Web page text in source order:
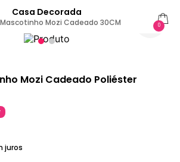
Casa Decorada
Mozi Cadeado 30CM 0
Mozi Cadeado Poliéster
juros